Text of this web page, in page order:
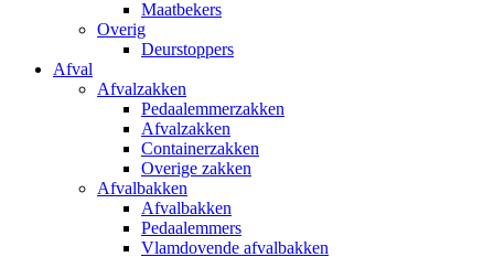
Maatbekers
Overig
Deurstoppers
Afval
Afvalzakken
Pedaalemmerzakken
Afvalzakken
Containerzakken
Overige zakken
Afvalbakken
Afvalbakken
Pedaalemmers
Vlamdovende afvalbakken